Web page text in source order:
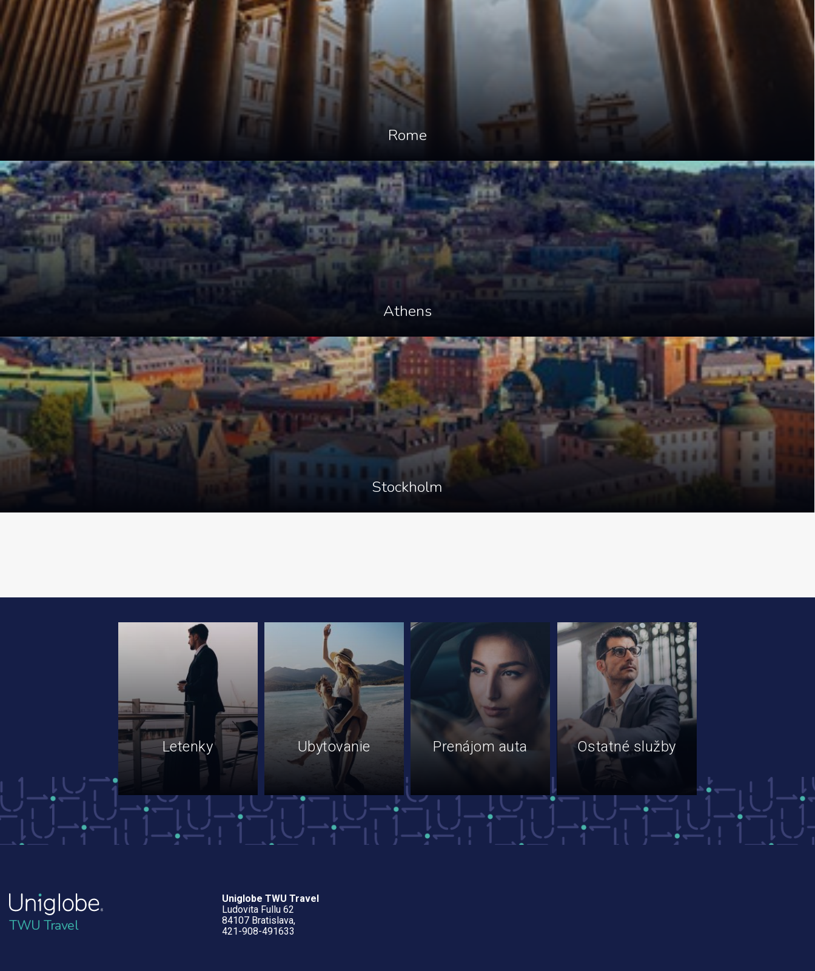
Rome
Athens
Stockholm
Letenky Ubytovanie Prenájom auta Ostatné služby
TWU Travel
Uniglobe TWU Travel
Ludovita Fullu 62
84107 Bratislava,
421-908-491633